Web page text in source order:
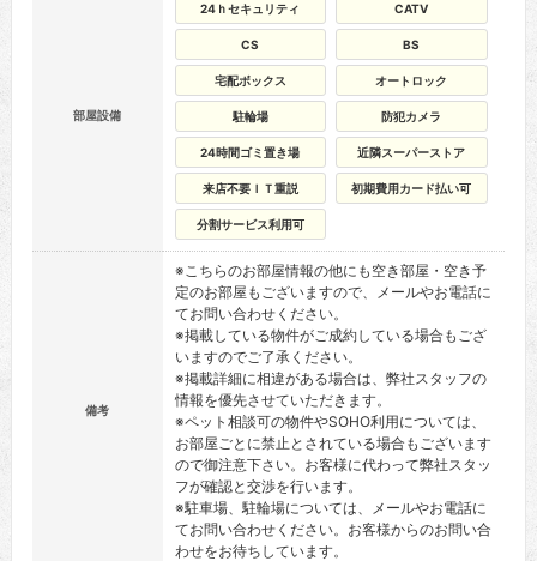
部屋設備
24ｈセキュリティ CATV
CS BS
宅配ボックス オートロック
駐輪場 防犯カメラ
24時間ゴミ置き場 近隣スーパーストア
来店不要ＩＴ重説 初期費用カード払い可
分割サービス利用可
備考
※こちらのお部屋情報の他にも空き部屋・空き予
定のお部屋もございますので、メールやお電話に
てお問い合わせください。
※掲載している物件がご成約している場合もござ
いますのでご了承ください。
※掲載詳細に相違がある場合は、弊社スタッフの
情報を優先させていただきます。
※ペット相談可の物件やSOHO利用については、
お部屋ごとに禁止とされている場合もございます
ので御注意下さい。お客様に代わって弊社スタッ
フが確認と交渉を行います。
※駐車場、駐輪場については、メールやお電話に
てお問い合わせください。お客様からのお問い合
わせをお待ちしています。